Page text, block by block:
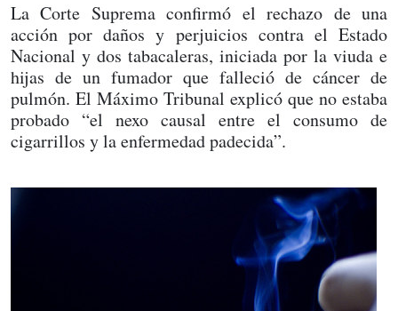
La Corte Suprema confirmó el rechazo de una
acción por daños y perjuicios contra el Estado
Nacional y dos tabacaleras, iniciada por la viuda e
hijas de un fumador que falleció de cáncer de
pulmón. El Máximo Tribunal explicó que no estaba
probado “el nexo causal entre el consumo de
cigarrillos y la enfermedad padecida”.